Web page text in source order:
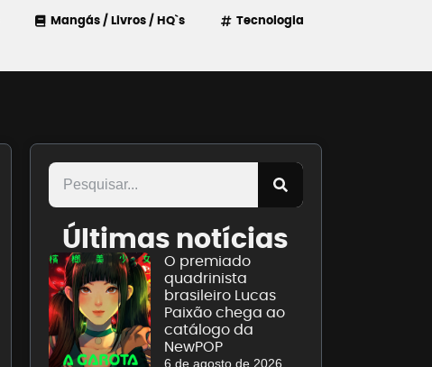
Mangás / Livros / HQ`s Tecnologia
Últimas notícias
O premiado
quadrinista
brasileiro Lucas
Paixão chega ao
catálogo da
NewPOP
6 de agosto de 2026